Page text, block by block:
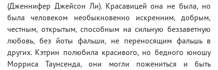
(Дженнифер Джейсон Ли). Красавицей она не была, но
была человеком необыкновенно искренним, добрым,
честным, открытым, способным на сильную беззаветную
любовь, без йоты фальши, не переносящим фальшь в
других. Кэтрин полюбила красивого, но бедного юношу
Морриса Таунсенда, они могли пожениться и быть